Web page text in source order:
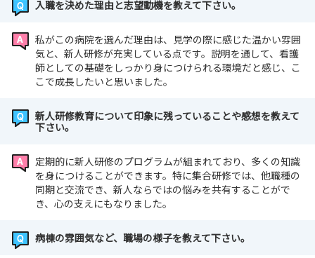
入職を決めた理由と志望動機を教えて下さい。
私がこの病院を選んだ理由は、見学の際に感じた温かい雰囲
気と、新人研修が充実している点です。説明を通して、看護
師としての基礎をしっかり身につけられる環境だと感じ、こ
こで成長したいと思いました。
新人研修教育について印象に残っていることや感想を教えて
下さい。
定期的に新人研修のプログラムが組まれており、多くの知識
を身につけることができます。特に集合研修では、他職種の
同期と交流でき、新人ならではの悩みを共有することがで
き、心の支えにもなりました。
病棟の雰囲気など、職場の様子を教えて下さい。